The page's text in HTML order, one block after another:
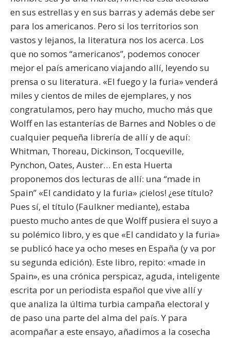
en sus estrellas y en sus barras y además debe ser
para los americanos. Pero si los territorios son
vastos y lejanos, la literatura nos los acerca. Los
que no somos “americanos”, podemos conocer
mejor el país americano viajando allí, leyendo su
prensa o su literatura. «El fuego y la furia» venderá
miles y cientos de miles de ejemplares, y nos
congratulamos, pero hay mucho, mucho más que
Wolff en las estanterías de Barnes and Nobles o de
cualquier pequeña librería de allí y de aquí:
Whitman, Thoreau, Dickinson, Tocqueville,
Pynchon, Oates, Auster… En esta Huerta
proponemos dos lecturas de allí: una “made in
Spain” «El candidato y la furia» ¡cielos! ¿ese título?
Pues sí, el título (Faulkner mediante), estaba
puesto mucho antes de que Wolff pusiera el suyo a
su polémico libro, y es que «El candidato y la furia»
se publicó hace ya ocho meses en España (y va por
su segunda edición). Este libro, repito: «made in
Spain», es una crónica perspicaz, aguda, inteligente
escrita por un periodista español que vive allí y
que analiza la última turbia campaña electoral y
de paso una parte del alma del país. Y para
acompañar a este ensayo, añadimos a la cosecha